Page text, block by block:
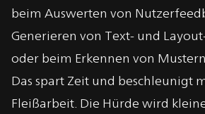
beim Auswerten von
Generieren von Text- und
oder beim Erkennen von
Das spart Zeit und beschleunigt
Fleißarbeit. Die Hürde wird